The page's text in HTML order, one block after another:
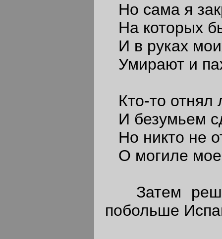
Но сама я
На которых
И в руках
Умирают и
Кто-то отнял
И безумьем
Но никто не
О могиле
Затем
побольше